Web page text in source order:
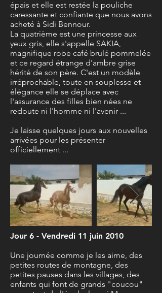
épais et elle est restée la pouliche
caressante et confiante que nous avons
acheté à Sidi Bennour.
La quatrième est une princesse aux
yeux gris, elle s'appelle SAKIA,
magnifique robe café brulé pommelée
et ce regard étrange d'ambre grise
hérité de son père. C'est un modèle
irréprochable, toute en souplesse et
élégance elle se déplace avec
l'assurance des filles bien nées ne
redoute ni l'homme ni l'avenir ...
Je laisse quelques jours aux nouvelles
arrivées pour les présenter
officiellement ...
Jour 6 - Vendredi 11 juin 2010
Une journée comme je les aime, des
petites routes de montagne, des
petites pauses dans les villages, des
enfants qui font de grands "coucou"